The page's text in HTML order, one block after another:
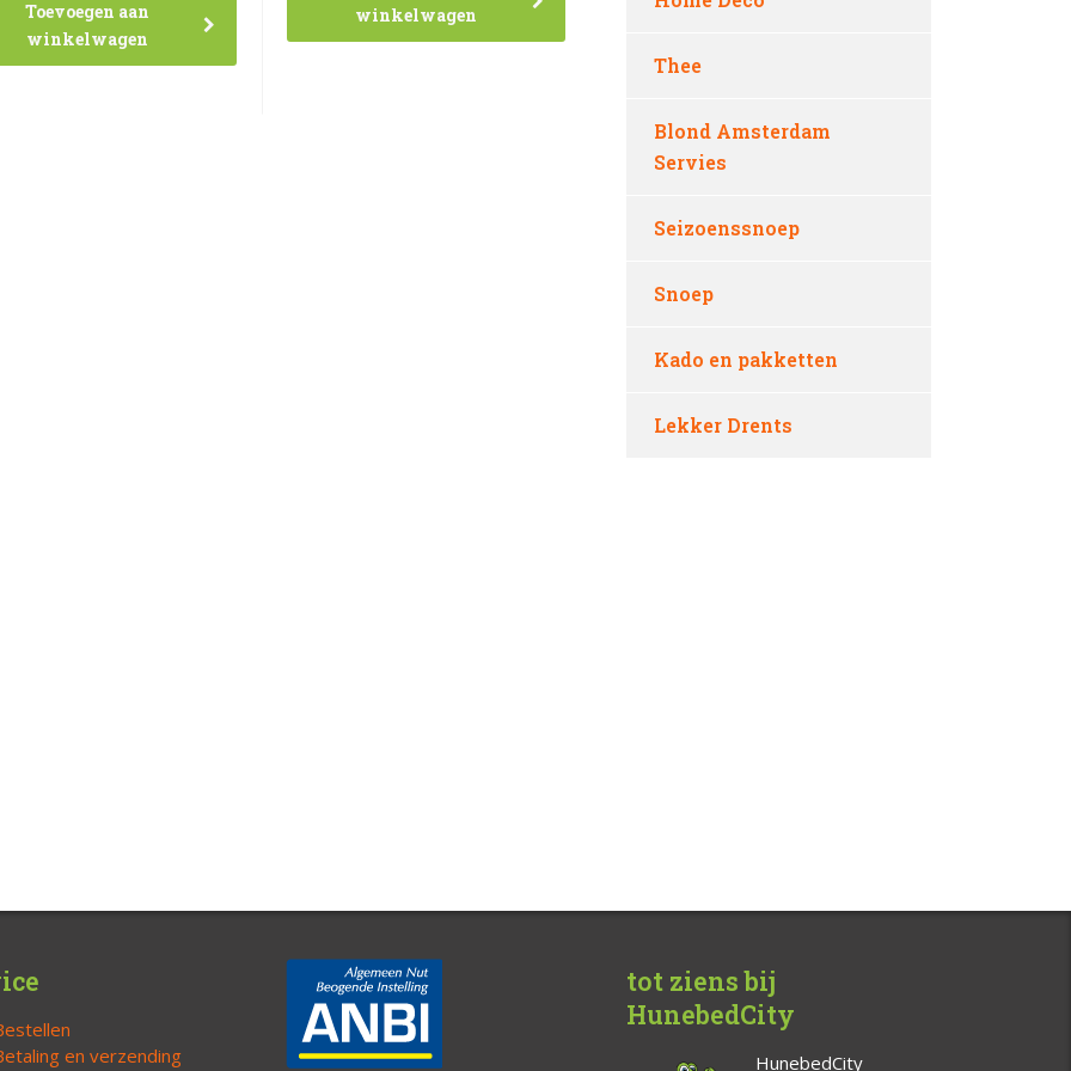
Toevoegen aan
winkelwagen
winkelwagen
Thee
Blond Amsterdam
Servies
Seizoenssnoep
Snoep
Kado en pakketten
Lekker Drents
en verzending
tot ziens bij
HunebedCity
HunebedCity